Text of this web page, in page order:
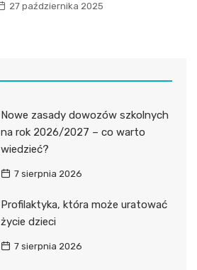
27 października 2025
Nowe zasady dowozów szkolnych
na rok 2026/2027 – co warto
wiedzieć?
7 sierpnia 2026
Profilaktyka, która może uratować
życie dzieci
7 sierpnia 2026